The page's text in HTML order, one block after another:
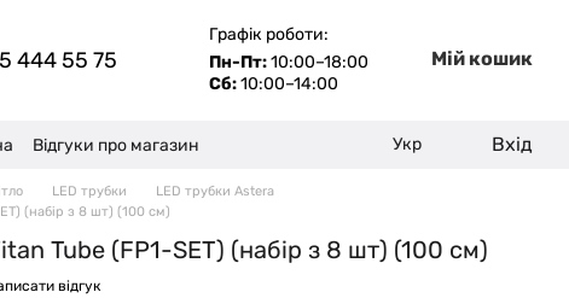
444 55 75
Графік роботи:
Пн-Пт:10:00–18:00
Сб:10:00–14:00
Мій кошик
Відгуки про магазин Укр Вхід
LED трубки
LED трубки Astera
(набір з 8 шт) (100 см)
Tube (FP1-SET) (набір з 8 шт) (100 см)
відгук